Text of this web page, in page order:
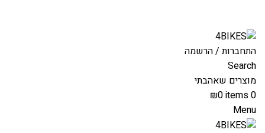
התחברות / הרשמה
Search
מוצרים שאהבתי
0
items
₪0
Menu